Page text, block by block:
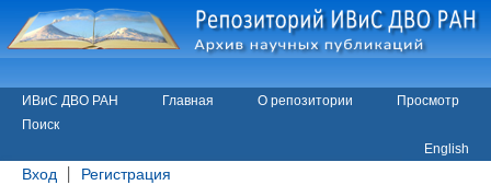
ИВиС ДВО РАН Главная О репозитории
Просмотр
Поиск
English
Вход Регистрация